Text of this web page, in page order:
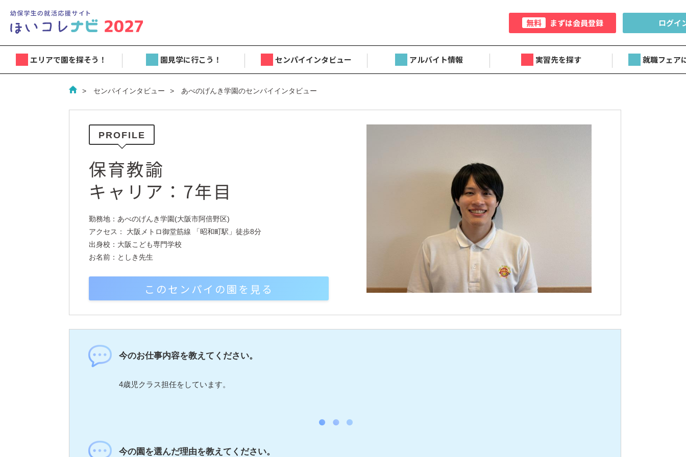
無料 まずは会員登録 ログイ
エリアで園を探そう！ 園見学に行こう！ センパイインタビュー アルバイト情報 実習先を探す 就職フェア
センパイインタビュー あべのげんき学園のセンパイインタビュー
PROFILE
保育教諭
キャリア：7年目
勤務地：あべのげんき学園(大阪市阿倍野区)
アクセス： 大阪メトロ御堂筋線 「昭和町駅」徒歩8分
出身校：大阪こども専門学校
お名前：としき先生
このセンパイの園を見る
今のお仕事内容を教えてください。
4歳児クラス担任をしています。
今の園を選んだ理由を教えてください。